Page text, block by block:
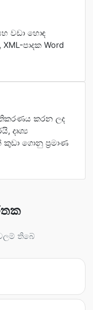
වඩා හොඳ
පාදක Word
කරන ලද
දෘශ්‍ය
ගොනු ප්‍රමාණ
තිබේ